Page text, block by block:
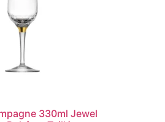
330ml Jewel